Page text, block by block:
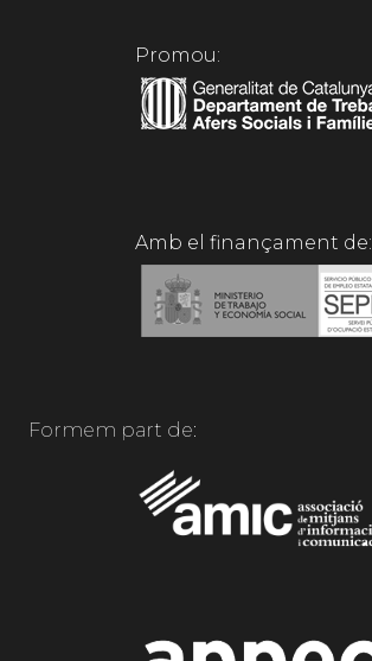
Promou:
Amb el finançament de:
Formem part de: